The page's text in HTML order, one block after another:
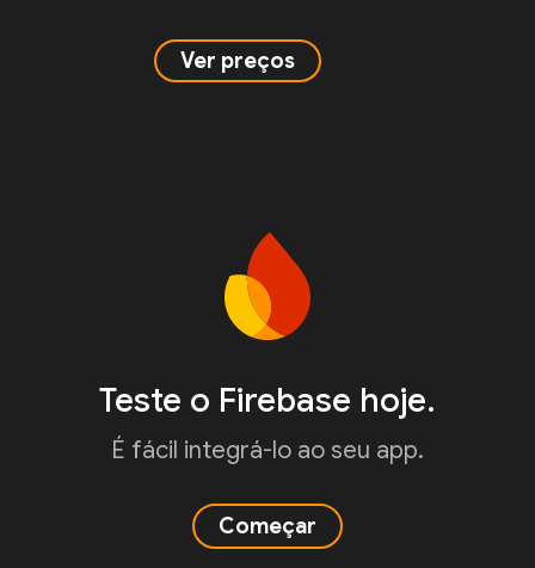
Ver preços
Teste o Firebase hoje.
É fácil integrá-lo ao seu app.
Começar